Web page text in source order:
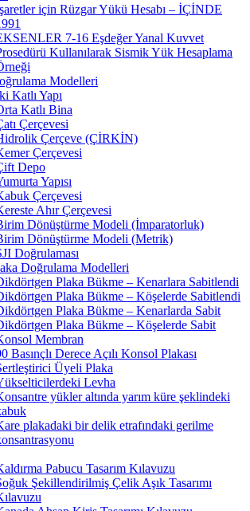
için Rüzgar Yükü Hesabı – İÇİNDE
7-16 Eşdeğer Yanal Kuvvet
Kullanılarak Sismik Yük Hesaplama
Modelleri
Katlı Yapı
Katlı Bina
Çerçevesi
Çerçeve (ÇİRKİN)
Çerçevesi
Depo
Yapısı
Çerçevesi
Ahır Çerçevesi
Dönüştürme Modeli (İmparatorluk)
Dönüştürme Modeli (Metrik)
Doğrulaması
Doğrulama Modelleri
Plaka Bükme – Kenarlara Sabitlendi
Plaka Bükme – Köşelerde Sabitlendi
Plaka Bükme – Kenarlarda Sabit
Plaka Bükme – Köşelerde Sabit
Membran
Basınçlı Derece Açılı Konsol Plakası
Üyeli Plaka
Levha
yükler altında yarım küre şeklindeki
plakadaki bir delik etrafındaki gerilme
Pabucu Tasarım Kılavuzu
Şekillendirilmiş Çelik Aşık Tasarımı